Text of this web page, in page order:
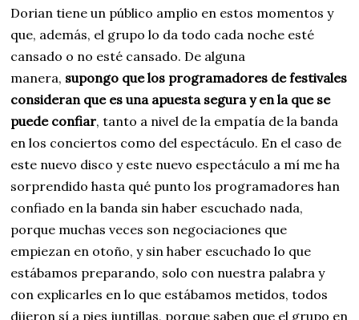
Dorian tiene un público amplio en estos momentos y
que, además, el grupo lo da todo cada noche esté
cansado o no esté cansado. De alguna
manera, supongo que los programadores de festivales
consideran que es una apuesta segura y en la que se
puede confiar, tanto a nivel de la empatía de la banda
en los conciertos como del espectáculo. En el caso de
este nuevo disco y este nuevo espectáculo a mí me ha
sorprendido hasta qué punto los programadores han
confiado en la banda sin haber escuchado nada,
porque muchas veces son negociaciones que
empiezan en otoño, y sin haber escuchado lo que
estábamos preparando, solo con nuestra palabra y
con explicarles en lo que estábamos metidos, todos
dijeron sí a pies juntillas, porque saben que el grupo en